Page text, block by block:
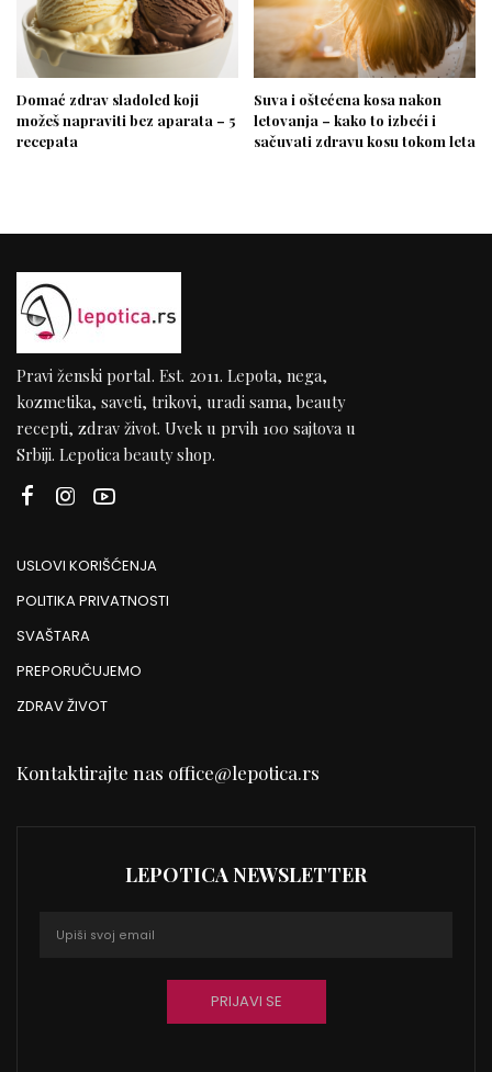
Domać zdrav sladoled koji
možeš napraviti bez aparata – 5
recepata
Suva i oštećena kosa nakon
letovanja – kako to izbeći i
sačuvati zdravu kosu tokom leta
Pravi ženski portal. Est. 2011. Lepota, nega,
kozmetika, saveti, trikovi, uradi sama, beauty
recepti, zdrav život. Uvek u prvih 100 sajtova u
Srbiji. Lepotica beauty shop.
USLOVI KORIŠĆENJA
POLITIKA PRIVATNOSTI
SVAŠTARA
PREPORUČUJEMO
ZDRAV ŽIVOT
Kontaktirajte nas office@lepotica.rs
LEPOTICA NEWSLETTER